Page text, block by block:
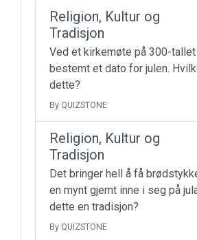
Religion, Kultur og
Tradisjon
Ved et kirkemøte på 300-
bestemt et dato for julen.
dette?
By QUIZSTONE
Religion, Kultur og
Tradisjon
Det bringer hell å få
en mynt gjemt inne i seg på
dette en tradisjon?
By QUIZSTONE